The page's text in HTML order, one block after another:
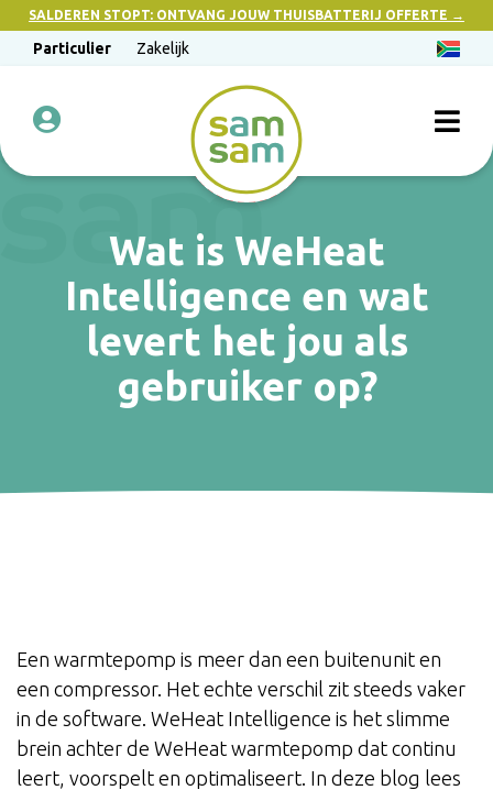
SALDEREN STOPT: ONTVANG JOUW THUISBATTERIJ OFFERTE →
Particulier Zakelijk
Wat is WeHeat
Intelligence en wat
levert het jou als
gebruiker op?
Een warmtepomp is meer dan een buitenunit en
een compressor. Het echte verschil zit steeds vaker
in de software. WeHeat Intelligence is het slimme
brein achter de WeHeat warmtepomp dat continu
leert, voorspelt en optimaliseert. In deze blog lees